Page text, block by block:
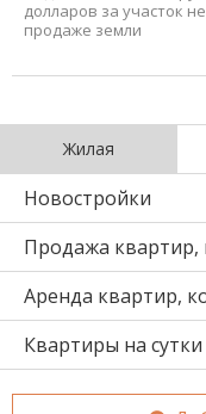
долларов за участок
продаже земли
Жилая
Новостройки
Продажа квартир,
Аренда квартир,
Квартиры на сутки